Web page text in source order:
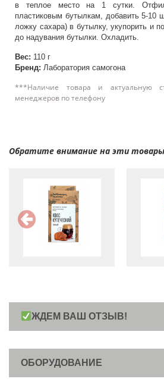
в теплое место на 1 сутки.
пластиковым бутылкам, добавить 5-10
ложку сахара) в бутылку, укупорить и
до надувания бутылки. Охладить.
Вес: 110 г
Бренд: Лаборатория самогона
***Наличие товара и актуальную
менеджеров по телефону
Обратите внимание на эти
ЖДЕМ ВАШ ОТЗЫВ!
ОБОРУДОВАНИЕ